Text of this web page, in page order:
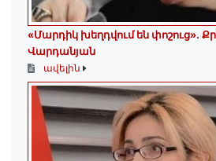
«Մարդիկ խեղդվում են փոշուց»․
Վարդանյան
ավելին